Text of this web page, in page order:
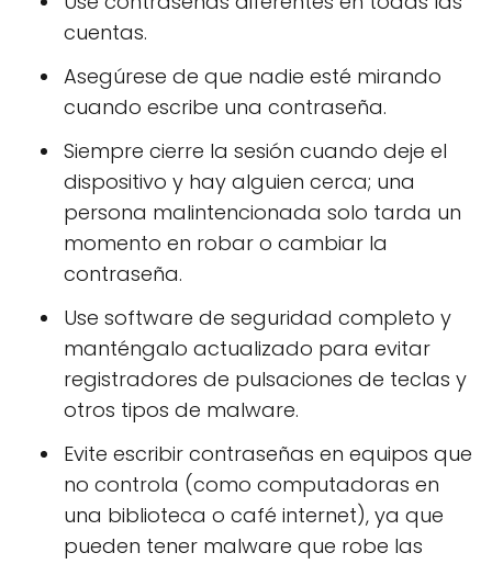
cuentas.
Asegúrese de que nadie esté mirando
cuando escribe una contraseña.
Siempre cierre la sesión cuando deje el
dispositivo y hay alguien cerca; una
persona malintencionada solo tarda un
momento en robar o cambiar la
contraseña.
Use software de seguridad completo y
manténgalo actualizado para evitar
registradores de pulsaciones de teclas y
otros tipos de malware.
Evite escribir contraseñas en equipos que
no controla (como computadoras en
una biblioteca o café internet), ya que
pueden tener malware que robe las